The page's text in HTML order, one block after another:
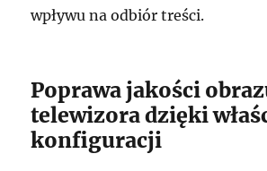
wpływu na odbiór treści.
Poprawa jakości
telewizora dzięki
konfiguracji